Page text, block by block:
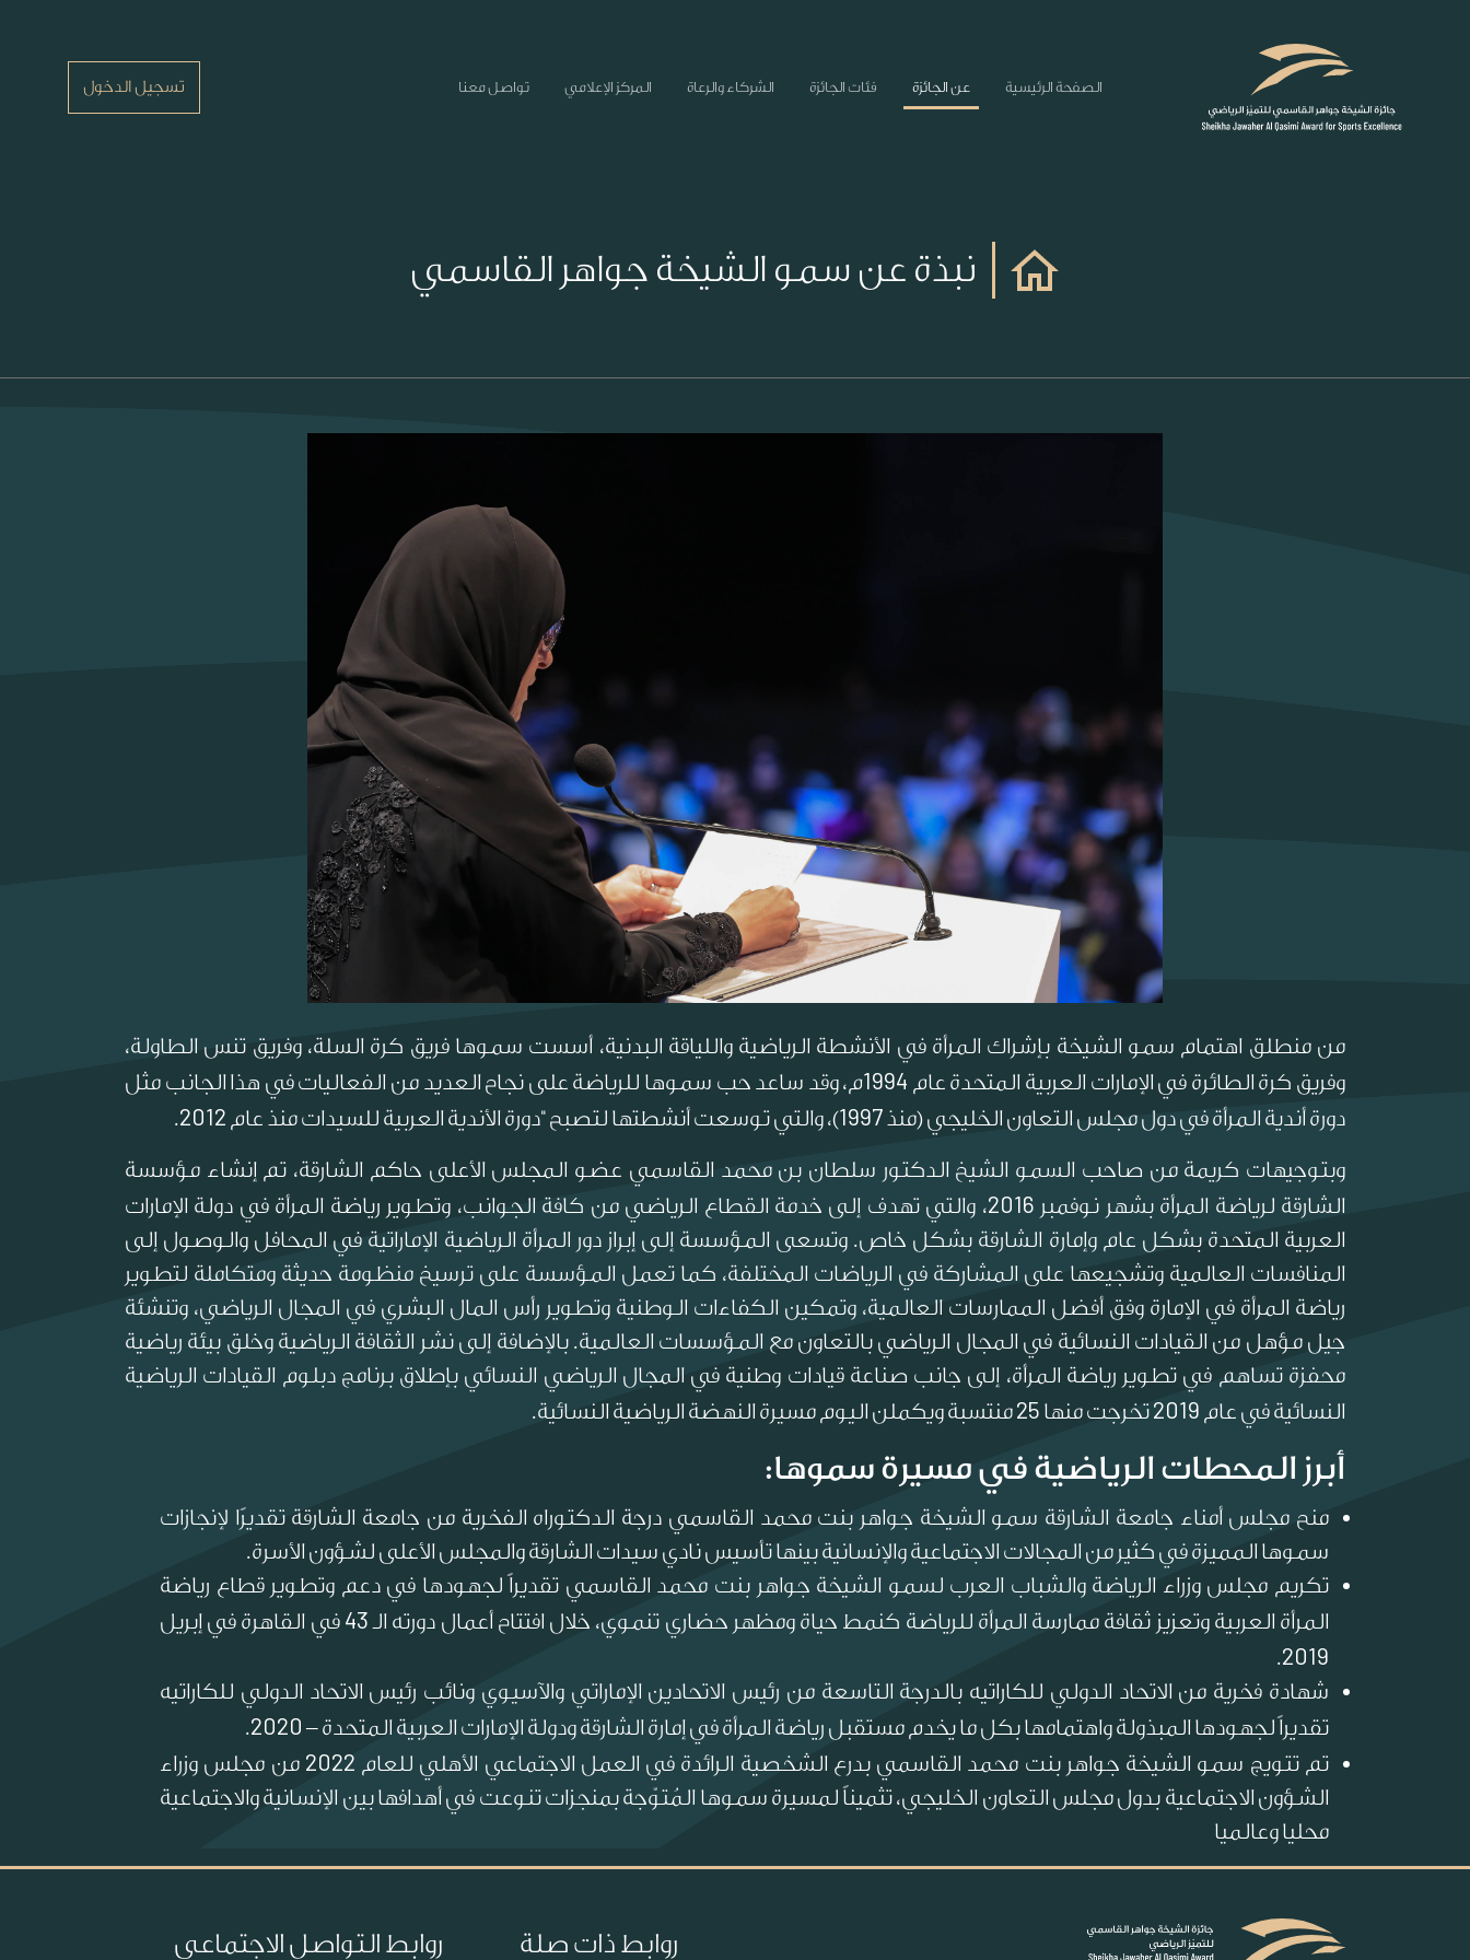
الصفحة الرئيسية عن الجائزة فئات الجائزة الشركاء والرعاة المركز الإعلامي تواصل معنا تسجيل الدخول
نبذة عن سمو الشيخة جواهر القاسمي
من منطلق اهتمام سمو الشيخة بإشراك المرأة في الأنشطة الرياضية واللياقة البدنية، أسست سموها فريق كرة السلة، وفريق تنس الطاولة،
وفريق كرة الطائرة في الإمارات العربية المتحدة عام 1994م، وقد ساعد حب سموها للرياضة على نجاح العديد من الفعاليات في هذا الجانب مثل
دورة أندية المرأة في دول مجلس التعاون الخليجي (منذ1997)، والتي توسعت أنشطتها لتصبح “دورة الأندية العربية للسيدات منذ عام 2012
.
وبتوجيهات كريمة من صاحب السمو الشيخ الدكتور سلطان بن محمد القاسمي عضو المجلس الأعلى حاكم الشارقة، تم إنشاء مؤسسة
الشارقة لرياضة المرأة بشهر نوفمبر 2016، والتي تهدف إلى خدمة القطاع الرياضي من كافة الجوانب، وتطوير رياضة المرأة في دولة الإمارات
العربية المتحدة بشكل عام وإمارة الشارقة بشكل خاص. وتسعى المؤسسة إلى إبراز دور المرأة الرياضية الإماراتية في المحافل والوصول إلى
المنافسات العالمية وتشجيعها على المشاركة في الرياضات المختلفة، كما تعمل المؤسسة على ترسيخ منظومة حديثة ومتكاملة لتطوير
رياضة المرأة في الإمارة وفق أفضل الممارسات العالمية، وتمكين الكفاءات الوطنية وتطوير رأس المال البشري في المجال الرياضي، وتنشئة
جيل مؤهل من القيادات النسائية في المجال الرياضي بالتعاون مع المؤسسات العالمية. بالإضافة إلى نشر الثقافة الرياضية وخلق بيئة رياضية
محفزة تساهم في تطوير رياضة المرأة، إلى جانب صناعة قيادات وطنية في المجال الرياضي النسائي بإطلاق برنامج دبلوم القيادات الرياضية
النسائية في عام 2019تخرجت منها 25منتسبة ويكملن اليوم مسيرة النهضة الرياضية النسائية.
أبرز المحطات الرياضية في مسيرة سموها:
منح مجلس أمناء جامعة الشارقة سمو الشيخة جواهر بنت محمد القاسمي درجة الدكتوراه الفخرية من جامعة الشارقة تقديرًا لإنجازات
سموها المميزة في كثير من المجالات الاجتماعية والإنسانية بينها تأسيس نادي سيدات الشارقة والمجلس الأعلى لشؤون الأسرة.
تكريم مجلس وزراء الرياضة والشباب العرب لسمو الشيخة جواهر بنت محمد القاسمي تقديراً لجهودها في دعم وتطوير قطاع رياضة
المرأة العربية وتعزيز ثقافة ممارسة المرأة للرياضة كنمط حياة ومظهر حضاري تنموي، خلال افتتاح أعمال دورته الـ43 في القاهرة في إبريل
2019
.
شهادة فخرية من الاتحاد الدولي للكاراتيه بالدرجة التاسعة من رئيس الاتحادين الإماراتي والآسيوي ونائب رئيس الاتحاد الدولي للكاراتيه
تقديراً لجهودها المبذولة واهتمامها بكل ما يخدم مستقبل رياضة المرأة في إمارة الشارقة ودولة الإمارات العربية المتحدة –2020
.
تم تتويج سمو الشيخة جواهر بنت محمد القاسمي بدرع الشخصية الرائدة في العمل الاجتماعي الأهلي للعام 2022 من مجلس وزراء
الشؤون الاجتماعية بدول مجلس التعاون الخليجي، تثميناً لمسيرة سموها المُتوّجة بمنجزات تنوعت في أهدافها بين الإنسانية والاجتماعية
محليا وعالميا
روابط ذات صلة روابط التواصل الاجتماعي